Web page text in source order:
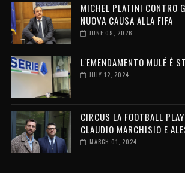
MICHEL PLATINI CONTRO
NUOVA CAUSA ALLA FIFA
JUNE 09, 2026
L'EMENDAMENTO MULÉ È
JULY 12, 2024
CIRCUS LA FOOTBALL
CLAUDIO MARCHISIO E
MARCH 01, 2024